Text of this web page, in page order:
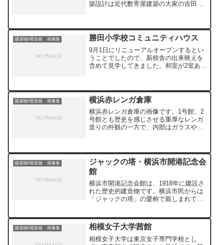
げている部分などが見つけられると思い
築設計は近代数寄屋建築の大家の吉田五
普段見られない所まで見学できました。
やはり細部まで見て説明を...
建築物/構造物 画像集 勝田小学校コミュニティハウス
9月1日にリニューアルオープンするとい
うことでしたので、新校舎の出来映えを
含めて見学してきました。和室が2室ある
方などオーソドックスにまとめられてい
たと思いました。いろ...
建築物/構造物 画像集 横浜赤レンガ倉庫
横浜赤レンガ倉庫の画像です。1号館、2
号館とも歴史を感じさせる重厚なレンガ
造りの外観の一方で、内部はガラスや照
い、長居してしまいます。昨年、改修工
事が終わり、また一段と凄味を増した気
がします。樹木を置かなかったのは設計
者の新居千秋さんの狙いだと聞いたこと
がありますが、日光を遮る物がほとんど
無い広々とした空間ですので夏は暑いで
す。耐えられません（飲食店は繁盛する
建築物/構造物 画像集
ジャックの塔・横浜市開港記念会
館
横浜市開港記念会館は、1918年に建設さ
れた歴史的建造物です。横浜市民からは
「ジャックの塔」の愛称で親しまれてい
で、3つをあわせて「横濱3塔」と呼ばれ
ています。 関東大震災で内部が全焼、
鉄骨煉瓦造の構造体に補強するなど震災
建築物/構造物 画像集 相模女子大学茜館
相模女子大学は東京女子専門学校とし